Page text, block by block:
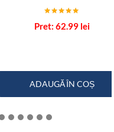
5.00
62.99 lei
ADAUGĂ ÎN COȘ